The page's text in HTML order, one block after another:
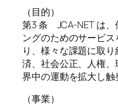
（目的）
第3 条 JCA-NET は、
ングのためのサービ
り、様々な課題に取
済、社会公正、人権
界中の運動を拡大し触
（事業）